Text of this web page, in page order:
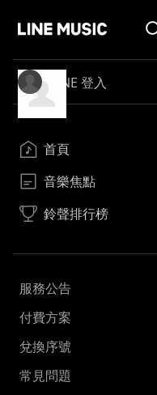
LINE 登入
首頁
音樂焦點
鈴聲排行榜
服務公告
付費方案
兌換序號
常見問題